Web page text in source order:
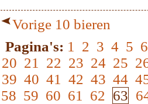
Vorige 10 bieren
Pagina's: 1 2 3 4 5 6
20 21 22 23 24 25
39 40 41 42 43 44
58 59 60 61 62 63